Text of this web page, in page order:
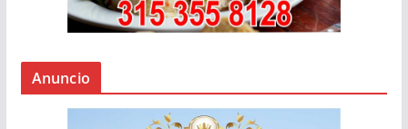
Anuncio